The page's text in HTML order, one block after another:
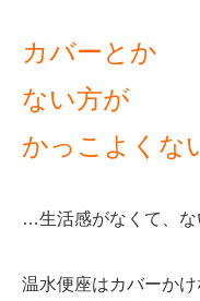
カバーとか
ない方が
かっこよくな
…生活感がなくて、な
温水便座はカバーか